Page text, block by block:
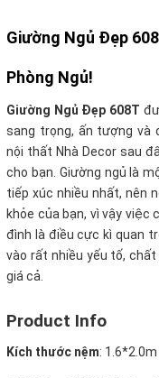
Giường Ngủ Đẹp
Phòng Ngủ!
Giường Ngủ Đẹp 608T
sang trọng, ấn tượng và
nội thất Nhà Decor sau
cho bạn. Giường ngủ là
tiếp xúc nhiều nhất, nên
khỏe của bạn, vì vậy
đình là điều cực kì quan
vào rất nhiều yếu tố,
giá cả.
Product Info
Kích thước nệm: 1.6*2.0m